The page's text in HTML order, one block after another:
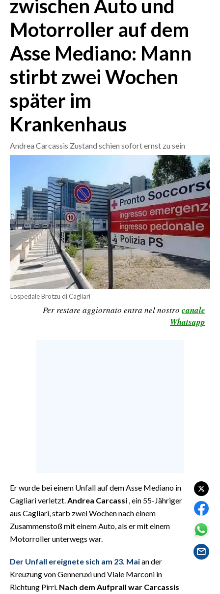
CRONACA
ITALIA
MONDO
POLITICA
ECONOMIA
SERVIZI ALLE IMPRESE
BANDI
SPORT IN SARDEGNA
SPORT
RISULTATI E CLASSIFICHE
CALCIO
CALCIO REGIONALE
BASKET
VOLLEY
MOTORI
INSULARITÀ
FOTO
VIDEO
INFO AZIENDE
ABBONATI
zwischen Auto und
Motorroller auf dem
Asse Mediano: Mann
stirbt zwei Wochen
später im
Krankenhaus
Andrea Carcassis Zustand schien sofort ernst zu sein
L’ospedale Brotzu di Cagliari
Per restare aggiornato entra nel nostro canale
Whatsapp
Er wurde bei einem Unfall auf dem Asse Mediano in
Cagliari verletzt. Andrea Carcassi , ein 55-Jähriger
aus Cagliari, starb zwei Wochen nach einem
Zusammenstoß mit einem Auto, als er mit einem
Motorroller unterwegs war.
Der Unfall ereignete sich am 23. Maian der
Kreuzung von Genneruxi und Viale Marconi in
Richtung Pirri. Nach dem Aufprall war Carcassis